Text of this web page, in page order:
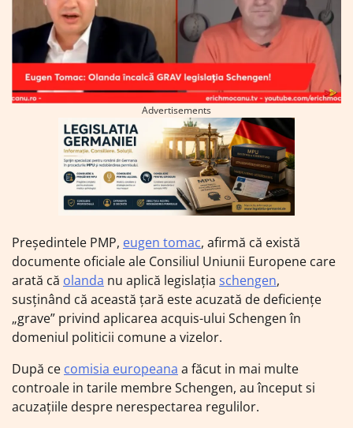
Advertisements
Preşedintele PMP, eugen tomac, afirmă că există
documente oficiale ale Consiliul Uniunii Europene care
arată că olanda nu aplică legislaţia schengen,
susţinând că această ţară este acuzată de deficienţe
„grave” privind aplicarea acquis-ului Schengen în
domeniul politicii comune a vizelor.
După ce comisia europeana a făcut in mai multe
controale in tarile membre Schengen, au început si
acuzațiile despre nerespectarea regulilor.